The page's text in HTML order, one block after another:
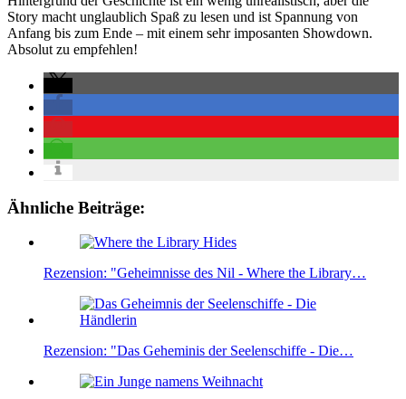
Story macht unglaublich Spaß zu lesen und ist Spannung von
Anfang bis zum Ende – mit einem sehr imposanten Showdown.
Absolut zu empfehlen!
Ähnliche Beiträge:
Rezension: "Geheimnisse des Nil - Where the Library…
Rezension: "Das Geheminis der Seelenschiffe - Die…